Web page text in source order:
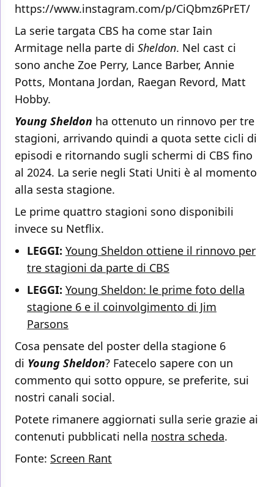
https://www.instagram.com/p/CiQbmz6PrET/
La serie targata CBS ha come star Iain
Armitage nella parte di Sheldon. Nel cast ci
sono anche Zoe Perry, Lance Barber, Annie
Potts, Montana Jordan, Raegan Revord, Matt
Hobby.
Young Sheldon ha ottenuto un rinnovo per tre
stagioni, arrivando quindi a quota sette cicli di
episodi e ritornando sugli schermi di CBS fino
al 2024. La serie negli Stati Uniti è al momento
alla sesta stagione.
Le prime quattro stagioni sono disponibili
invece su Netflix.
LEGGI: Young Sheldon ottiene il rinnovo per
tre stagioni da parte di CBS
LEGGI: Young Sheldon: le prime foto della
stagione 6 e il coinvolgimento di Jim
Parsons
Cosa pensate del poster della stagione 6
di Young Sheldon? Fatecelo sapere con un
commento qui sotto oppure, se preferite, sui
nostri canali social.
Potete rimanere aggiornati sulla serie grazie ai
contenuti pubblicati nella nostra scheda.
Fonte: Screen Rant